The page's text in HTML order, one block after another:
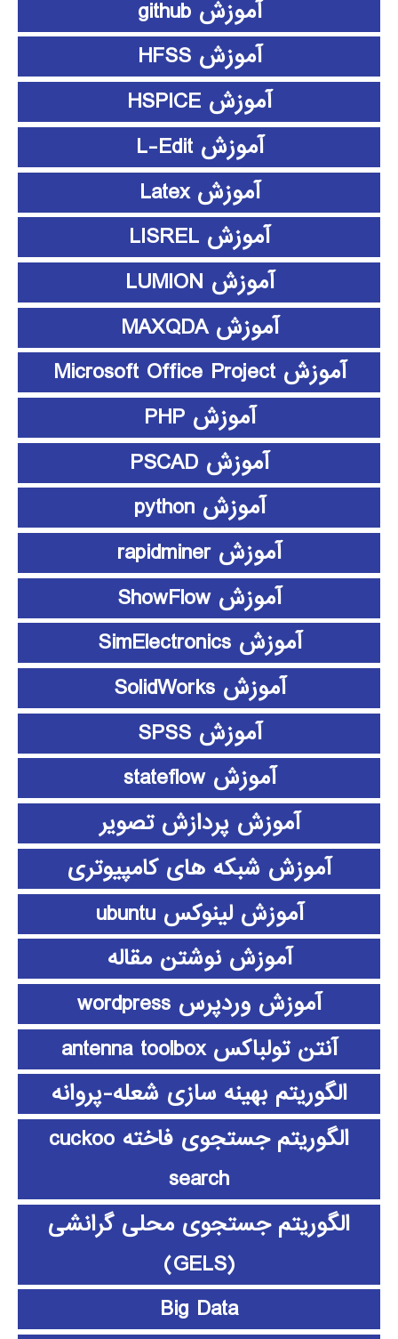
آموزش github
آموزش HFSS
آموزش HSPICE
آموزش L-Edit
آموزش Latex
آموزش LISREL
آموزش LUMION
آموزش MAXQDA
آموزش Microsoft Office Project
آموزش PHP
آموزش PSCAD
آموزش python
آموزش rapidminer
آموزش ShowFlow
آموزش SimElectronics
آموزش SolidWorks
آموزش SPSS
آموزش stateflow
آموزش پردازش تصویر
آموزش شبکه های کامپیوتری
آموزش لینوکس ubuntu
آموزش نوشتن مقاله
آموزش وردپرس wordpress
آنتن تولباکس antenna toolbox
الگوریتم بهینه سازی شعله-پروانه
الگوریتم جستجوی فاخته cuckoo
search
الگوریتم جستجوی محلی گرانشی
(GELS)
Big Data